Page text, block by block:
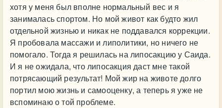
хотя у меня был вполне нормальный вес и я
занималась спортом. Но мой живот как будто жил
отдельной жизнью и никак не поддавался коррекции.
Я пробовала массажи и липолитики, но ничего не
помогало. Тогда я решилась на липосакцию у Саида.
И я не ожидала, что липосакция даст мне такой
потрясающий результат! Мой жир на животе долго
портил мою жизнь и самооценку, а теперь я уже не
вспоминаю о той проблеме.